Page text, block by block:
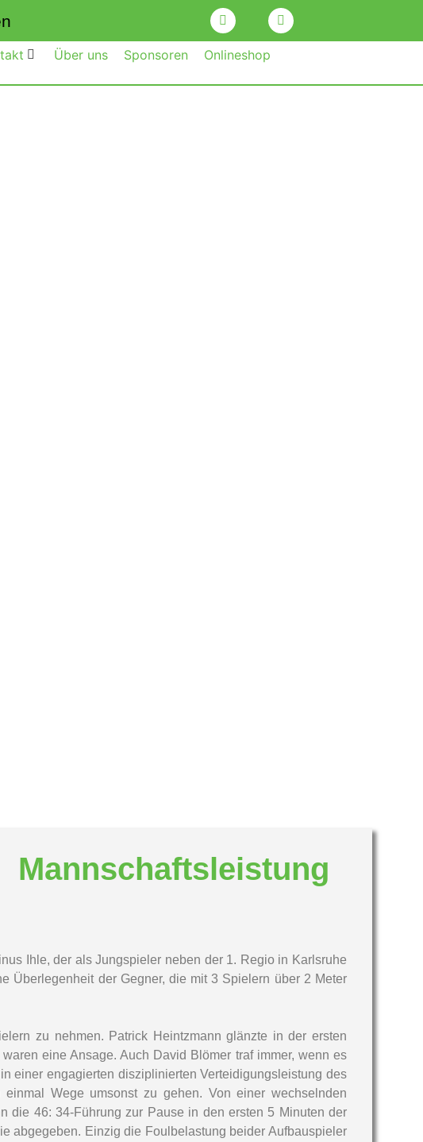
Über uns Sponsoren Onlineshop
Ihle, der als Jungspieler neben der 1. Regio in Karlsruhe
Überlegenheit der Gegner, die mit 3 Spielern über 2 Meter
zu nehmen. Patrick Heintzmann glänzte in der ersten
eine Ansage. Auch David Blömer traf immer, wenn es
einer engagierten disziplinierten Verteidigungsleistung des
Wege umsonst zu gehen. Von einer wechselnden
die 46: 34-Führung zur Pause in den ersten 5 Minuten der
abgegeben. Einzig die Foulbelastung beider Aufbauspieler